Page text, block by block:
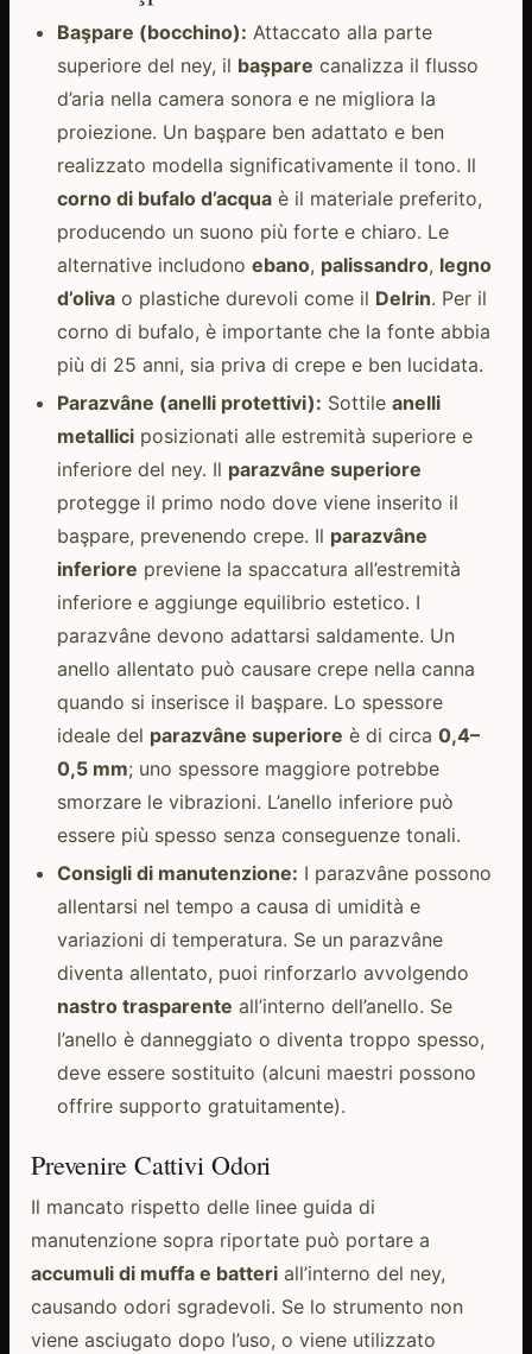
Başpare (bocchino): Attaccato alla parte
superiore del ney, il başpare canalizza il flusso
d’aria nella camera sonora e ne migliora la
proiezione. Un başpare ben adattato e ben
realizzato modella significativamente il tono. Il
corno di bufalo d’acquaè il materiale preferito,
producendo un suono più forte e chiaro. Le
alternative includono ebano, palissandro, legno
d’olivao plastiche durevoli come il Delrin. Per il
corno di bufalo, è importante che la fonte abbia
più di 25 anni, sia priva di crepe e ben lucidata.
Parazvâne (anelli protettivi): Sottile anelli
metalliciposizionati alle estremità superiore e
inferiore del ney. Il parazvâne superiore
protegge il primo nodo dove viene inserito il
başpare, prevenendo crepe. Il parazvâne
inferiore previene la spaccatura all’estremità
inferiore e aggiunge equilibrio estetico. I
parazvâne devono adattarsi saldamente. Un
anello allentato può causare crepe nella canna
quando si inserisce il başpare. Lo spessore
ideale del parazvâne superiore è di circa 0,4–
0,5 mm; uno spessore maggiore potrebbe
smorzare le vibrazioni. L’anello inferiore può
essere più spesso senza conseguenze tonali.
Consigli di manutenzione: I parazvâne possono
allentarsi nel tempo a causa di umidità e
variazioni di temperatura. Se un parazvâne
diventa allentato, puoi rinforzarlo avvolgendo
nastro trasparente all’interno dell’anello. Se
l’anello è danneggiato o diventa troppo spesso,
deve essere sostituito (alcuni maestri possono
offrire supporto gratuitamente).
Prevenire Cattivi Odori
Il mancato rispetto delle linee guida di
manutenzione sopra riportate può portare a
accumuli di muffa e batteriall’interno del ney,
causando odori sgradevoli. Se lo strumento non
viene asciugato dopo l’uso, o viene utilizzato